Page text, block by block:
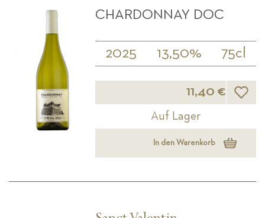
CHARDONNAY DOC
2025 13,50% 75cl
11,40 €
Auf Lager
In den Warenkorb